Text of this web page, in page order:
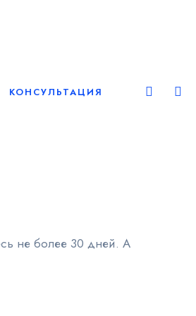
КОНСУЛЬТАЦИЯ
не более 30 дней. А
Африка